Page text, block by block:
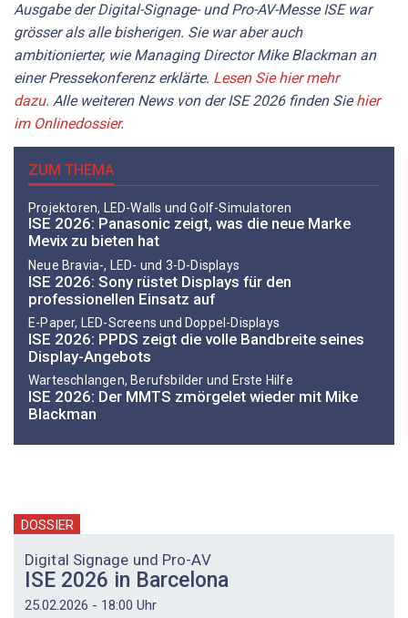
Ausgabe der Digital-Signage- und Pro-AV-Messe ISE war
grösser als alle bisherigen. Sie war aber auch
ambitionierter, wie Managing Director Mike Blackman an
einer Pressekonferenz erklärte. Lesen Sie hier mehr
dazu. Alle weiteren News von der ISE 2026 finden Siehier
im Onlinedossier.
ZUM THEMA
Projektoren, LED-Walls und Golf-Simulatoren
ISE 2026: Panasonic zeigt, was die neue Marke
Mevix zu bieten hat
Neue Bravia-, LED- und 3-D-Displays
ISE 2026: Sony rüstet Displays für den
professionellen Einsatz auf
E-Paper, LED-Screens und Doppel-Displays
ISE 2026: PPDS zeigt die volle Bandbreite seines
Display-Angebots
Warteschlangen, Berufsbilder und Erste Hilfe
ISE 2026: Der MMTS zmörgelet wieder mit Mike
Blackman
DOSSIER
Digital Signage und Pro-AV
ISE 2026 in Barcelona
25.02.2026 - 18:00 Uhr